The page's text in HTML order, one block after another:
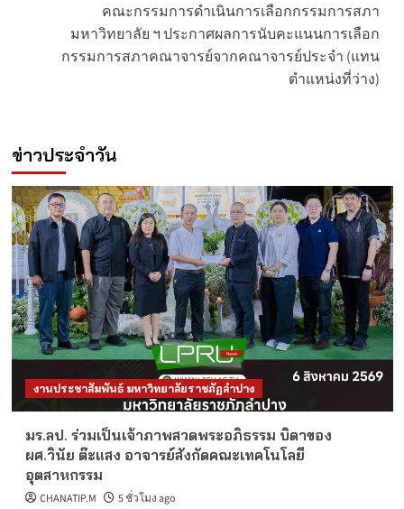
คณะกรรมการดำเนินการเลือกกรรมการสภา
มหาวิทยาลัย ฯ ประกาศผลการนับคะแนนการเลือก
กรรมการสภาคณาจารย์จากคณาจารย์ประจำ (แทน
ตำแหน่งที่ว่าง)
ข่าวประจำวัน
งานประชาสัมพันธ์ มหาวิทยาลัยราชภัฏลำปาง
มร.ลป. ร่วมเป็นเจ้าภาพสวดพระอภิธรรม บิดาของ
ผศ.วินัย ต๊ะแสง อาจารย์สังกัดคณะเทคโนโลยี
อุตสาหกรรม
CHANATIP.M 5 ชั่วโมง ago